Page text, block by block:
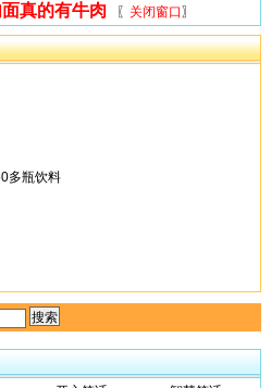
真的有牛肉 〖 关闭窗口 〗
多瓶饮料